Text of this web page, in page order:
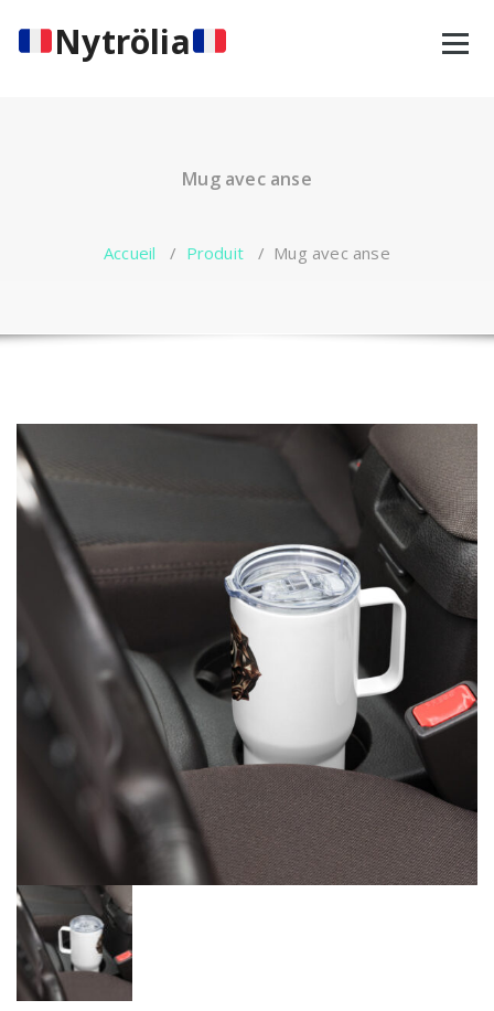
contenuNytrölia
Mug avec anse
Accueil / Produit / Mug avec anse